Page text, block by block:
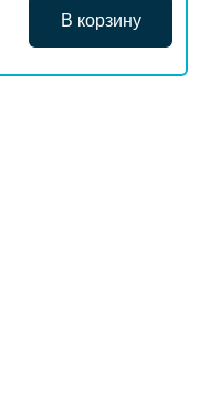
В корзину